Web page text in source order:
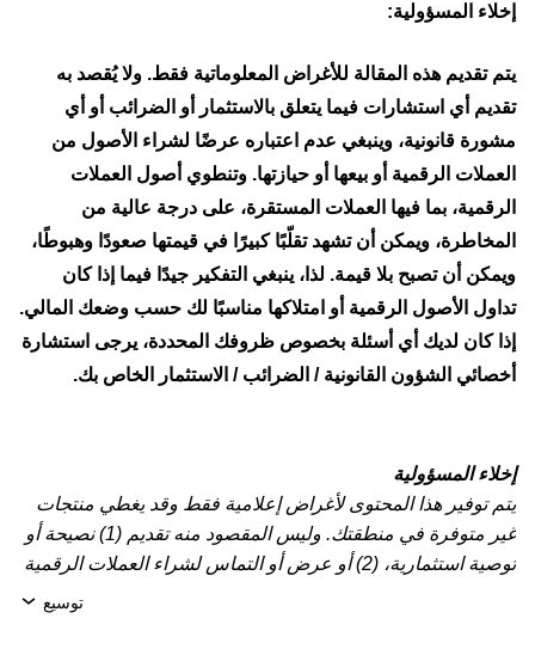
إخلاء المسؤولية:
يتم تقديم هذه المقالة للأغراض المعلوماتية فقط. ولا يُقصد به
تقديم أي استشارات فيما يتعلق بالاستثمار أو الضرائب أو أي
مشورة قانونية، وينبغي عدم اعتباره عرضًا لشراء الأصول من
العملات الرقمية أو بيعها أو حيازتها. وتنطوي أصول العملات
الرقمية، بما فيها العملات المستقرة، على درجة عالية من
المخاطرة، ويمكن أن تشهد تقلّبًا كبيرًا في قيمتها صعودًا وهبوطًا،
ويمكن أن تصبح بلا قيمة. لذا، ينبغي التفكير جيدًا فيما إذا كان
تداول الأصول الرقمية أو امتلاكها مناسبًا لك حسب وضعك المالي.
إذا كان لديك أي أسئلة بخصوص ظروفك المحددة، يرجى استشارة
أخصائي الشؤون القانونية / الضرائب / الاستثمار الخاص بك.
إخلاء المسؤولية
يتم توفير هذا المحتوى لأغراض إعلامية فقط وقد يغطي منتجات
غير متوفرة في منطقتك. وليس المقصود منه تقديم (1) نصيحة أو
توصية استثمارية، (2) أو عرض أو التماس لشراء العملات الرقمية
توسيع